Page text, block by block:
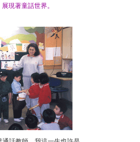
現著童話世界。